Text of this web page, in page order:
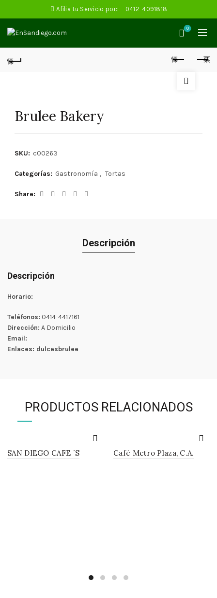
Afilia tu Servicio por:: 0412-4091818
0
Brulee Bakery
SKU: c00263
Categorías: Gastronomía , Tortas
Share
Descripción
Descripción
Horario:
Teléfonos: 0414-4417161
Dirección: A Domicilio
Email:
Enlaces: dulcesbrulee
PRODUCTOS RELACIONADOS
SAN DIEGO CAFE ´S Café Metro Plaza, C.A.